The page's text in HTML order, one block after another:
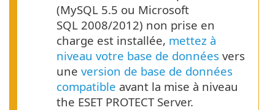
(MySQL 5.5 ou Microsoft
SQL 2008/2012) non prise en
charge est installée, mettez à
niveau votre base de données vers
une version de base de données
compatible avant la mise à niveau
the ESET PROTECT Server.